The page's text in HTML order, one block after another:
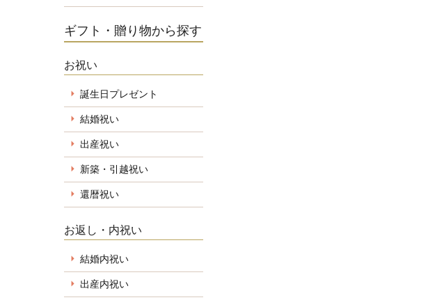
ギフト・贈り物から探す
お祝い
誕生日プレゼント
結婚祝い
出産祝い
新築・引越祝い
還暦祝い
お返し・内祝い
結婚内祝い
出産内祝い